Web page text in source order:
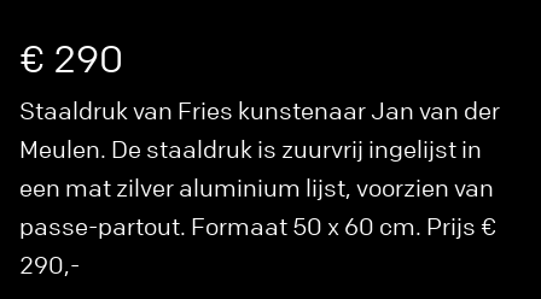
€ 290
Staaldruk van Fries kunstenaar Jan van der
Meulen. De staaldruk is zuurvrij ingelijst in
een mat zilver aluminium lijst, voorzien van
passe-partout. Formaat 50 x 60 cm. Prijs €
290,-